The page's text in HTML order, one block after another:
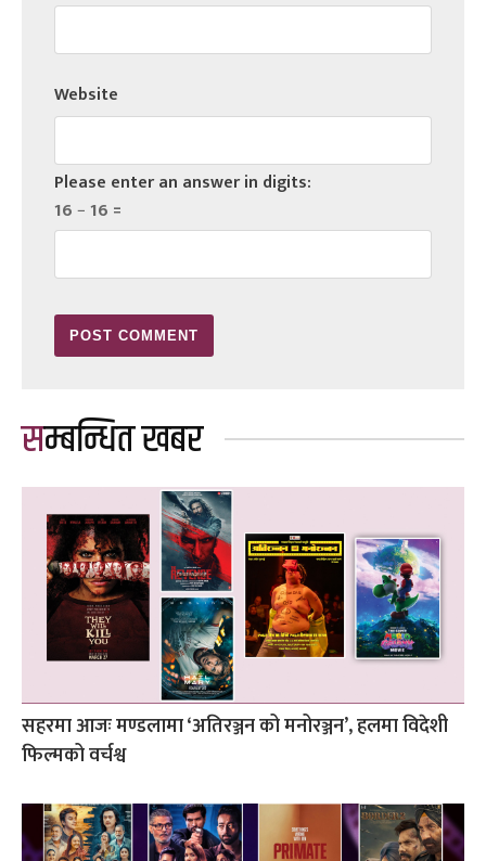
Website
Please enter an answer in digits:
16 − 16 =
सम्बन्धित खबर
सहरमा आजः मण्डलामा ‘अतिरञ्जन को मनोरञ्जन’, हलमा विदेशी
फिल्मको वर्चश्व